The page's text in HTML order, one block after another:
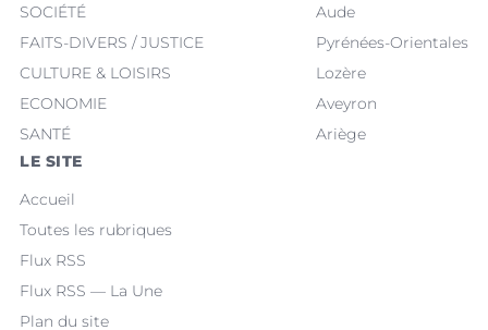
SOCIÉTÉ
FAITS-DIVERS / JUSTICE
CULTURE & LOISIRS
ECONOMIE
SANTÉ
Aude
Pyrénées-Orientales
Lozère
Aveyron
Ariège
LE SITE
Accueil
Toutes les rubriques
Flux RSS
Flux RSS — La Une
Plan du site